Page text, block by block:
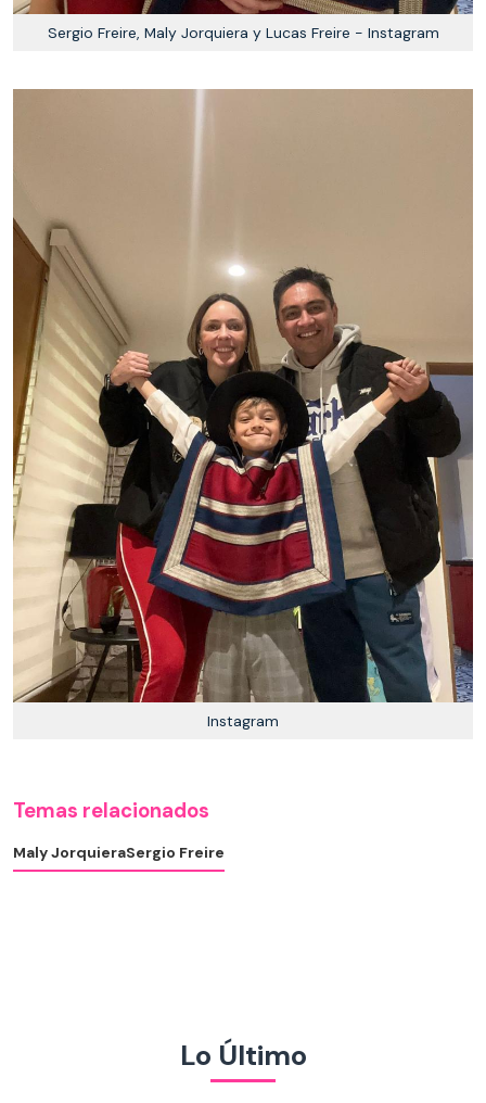
Sergio Freire, Maly Jorquiera y Lucas Freire - Instagram
Instagram
Temas relacionados
Maly JorquieraSergio Freire
Lo Último